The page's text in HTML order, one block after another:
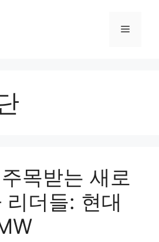
Menu
목받는 새로
리더들: 현대